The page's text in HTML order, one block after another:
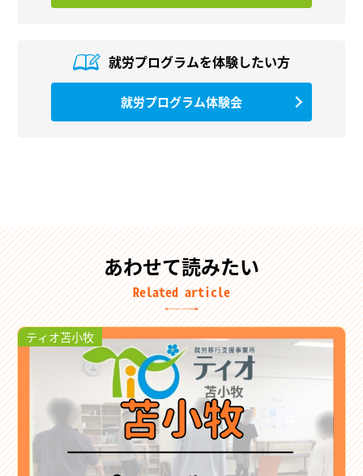
就労プログラムを体験したい方
就労プログラム体験会
あわせて読みたい
Related article
ティオ苫小牧